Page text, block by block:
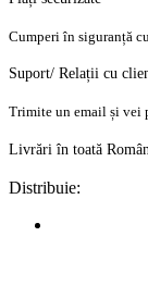
Cumperi în siguranță
Suport/ Relații cu
Trimite un email și vei
Livrări în toată
Distribuie: